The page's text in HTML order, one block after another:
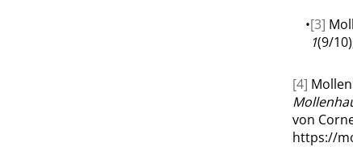
•[3]
1(9/
[4]
von
https://